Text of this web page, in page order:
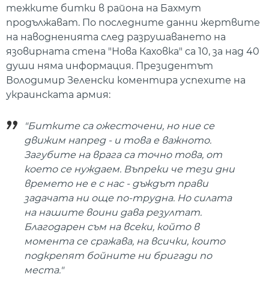
тежките битки в района на Бахмут
продължават. По последните данни жертвите
на наводненията след разрушаването на
язовирната стена "Нова Каховка" са 10, за над 40
души няма информация. Президентът
Володимир Зеленски коментира успехите на
украинската армия:
"Битките са ожесточени, но ние се
движим напред - и това е важното.
Загубите на врага са точно това, от
което се нуждаем. Въпреки че тези дни
времето не е с нас - дъждът прави
задачата ни още по-трудна. Но силата
на нашите воини дава резултат.
Благодарен съм на всеки, който в
момента се сражава, на всички, които
подкрепят бойните ни бригади по
места."